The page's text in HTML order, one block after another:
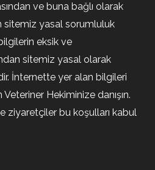
ve buna bağlı olarak
yasal sorumluluk
eksik ve
sitemiz yasal olarak
İnternette yer alan bilgileri
Hekiminize danışın.
ziyaretçiler bu koşulları kabul